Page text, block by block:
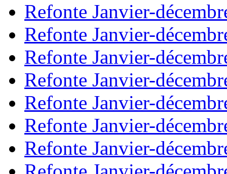
Refonte Janvier-
Refonte Janvier-
Refonte Janvier-
Refonte Janvier-
Refonte Janvier-
Refonte Janvier-
Refonte Janvier-